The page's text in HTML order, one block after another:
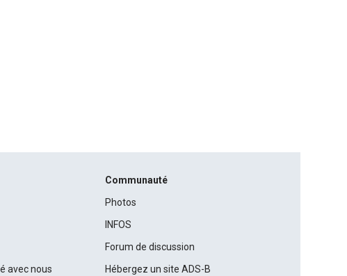
avec nous
Communauté
Photos
INFOS
Forum de discussion
Hébergez un site ADS-B